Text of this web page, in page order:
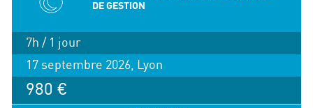
DE GESTION
7h / 1 jour
17 septembre 2026, Lyon
980 €